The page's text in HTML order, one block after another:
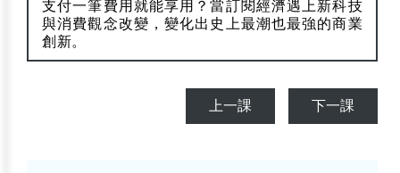
支付一筆費用就能享用？當訂閱經濟遇上新科技
與消費觀念改變，變化出史上最潮也最強的商業
創新。
上一課 下一課